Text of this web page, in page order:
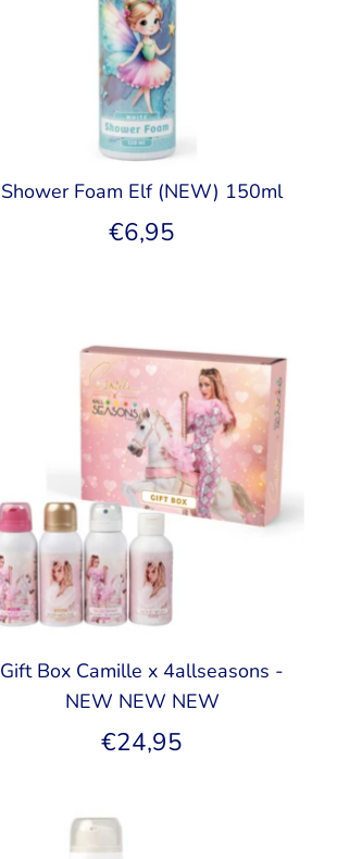
Shower Foam Elf (NEW) 150ml
€6,95
Gift Box Camille x 4allseasons -
NEW NEW NEW
€24,95